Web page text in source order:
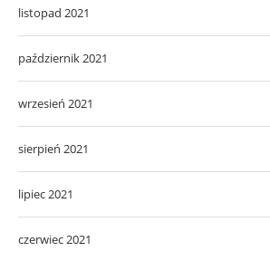
listopad 2021
październik 2021
wrzesień 2021
sierpień 2021
lipiec 2021
czerwiec 2021